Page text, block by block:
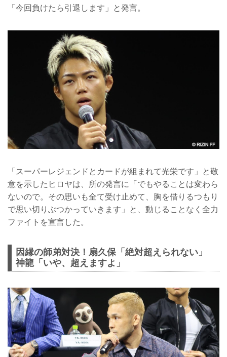
「今回負けたら引退します」と発言。
「スーパーレジェンドとカードが組まれて光栄です」と敬
意を示したヒロヤは、所の発言に「でもやることは変わら
ないので。その思いも全て受け止めて、胸を借りるつもり
で思い切りぶつかっていきます」と、動じることなく全力
ファイトを宣言した。
因縁の師弟対決！扇久保「絶対超えられない」
神龍「いや、超えますよ」